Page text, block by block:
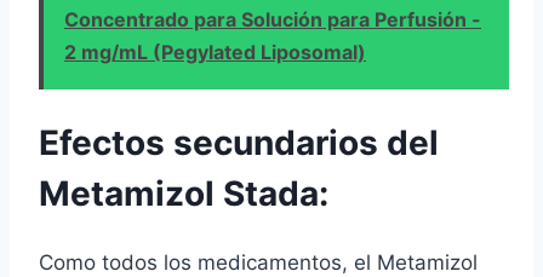
Concentrado para Solución para Perfusión -
2 mg/mL (Pegylated Liposomal)
Efectos secundarios del
Metamizol Stada:
Como todos los medicamentos, el Metamizol